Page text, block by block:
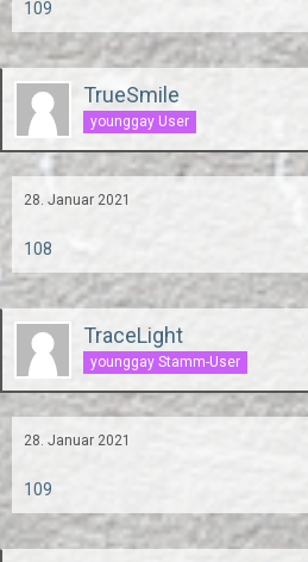
109
TrueSmile
younggay User
28. Januar 2021
108
TraceLight
younggay Stamm-User
28. Januar 2021
109